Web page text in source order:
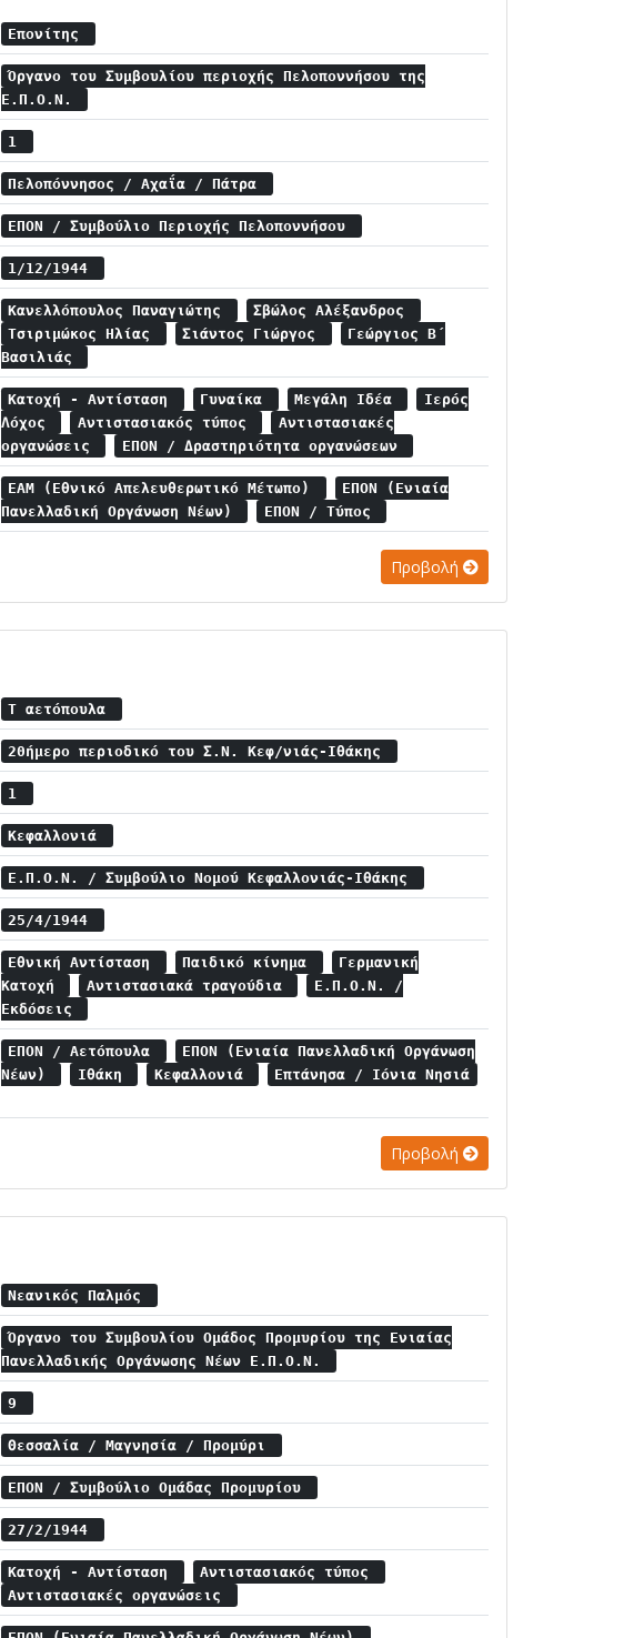
Επονίτης
Όργανο του Συμβουλίου περιοχής Πελοποννήσου της
Ε.Π.Ο.Ν.
1
Πελοπόννησος / Αχαΐα / Πάτρα
ΕΠΟΝ / Συμβούλιο Περιοχής Πελοποννήσου
1/12/1944
Κανελλόπουλος Παναγιώτης
Σβώλος Αλέξανδρος
Τσιριμώκος Ηλίας
Σιάντος Γιώργος
Γεώργιος Β΄
Βασιλιάς
Κατοχή - Αντίσταση Γυναίκα Μεγάλη Ιδέα
Ιερός
Λόχος
Αντιστασιακός τύπος
Αντιστασιακές
οργανώσεις
ΕΠΟΝ / Δραστηριότητα οργανώσεων
ΕΑΜ (Εθνικό Απελευθερωτικό Μέτωπο)
ΕΠΟΝ (Ενιαία
Πανελλαδική Οργάνωση Νέων)
ΕΠΟΝ / Τύπος
Προβολή
Τ αετόπουλα
20ήμερο περιοδικό του Σ.Ν. Κεφ/νιάς-Ιθάκης
1
Κεφαλλονιά
Ε.Π.Ο.Ν. / Συμβούλιο Νομού Κεφαλλονιάς-Ιθάκης
25/4/1944
Εθνική Αντίσταση Παιδικό κίνημα
Γερμανική
Κατοχή
Αντιστασιακά τραγούδια
Ε.Π.Ο.Ν. /
Εκδόσεις
ΕΠΟΝ / Αετόπουλα
ΕΠΟΝ (Ενιαία Πανελλαδική Οργάνωση
Νέων)
Ιθάκη Κεφαλλονιά Επτάνησα / Ιόνια Νησιά
Προβολή
Νεανικός Παλμός
Όργανο του Συμβουλίου Ομάδος Προμυρίου της Ενιαίας
Πανελλαδικής Οργάνωσης Νέων Ε.Π.Ο.Ν.
9
Θεσσαλία / Μαγνησία / Προμύρι
ΕΠΟΝ / Συμβούλιο Ομάδας Προμυρίου
27/2/1944
Κατοχή - Αντίσταση
Αντιστασιακός τύπος
Αντιστασιακές οργανώσεις